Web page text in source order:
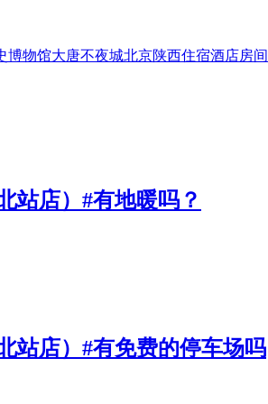
博物馆大唐不夜城北京陕西住宿酒店房间
站店）#有地暖吗？
站店）#有免费的停车场吗